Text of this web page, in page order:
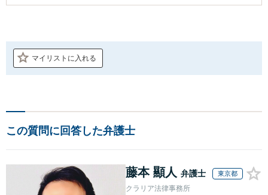
マイリストに入れる
この質問に回答した弁護士
藤本 顯人 弁護士 東京都
クラリア法律事務所